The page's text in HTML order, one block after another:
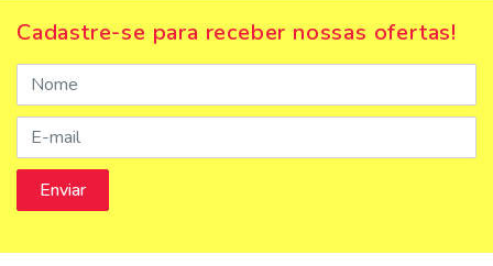
Cadastre-se para receber nossas ofertas!